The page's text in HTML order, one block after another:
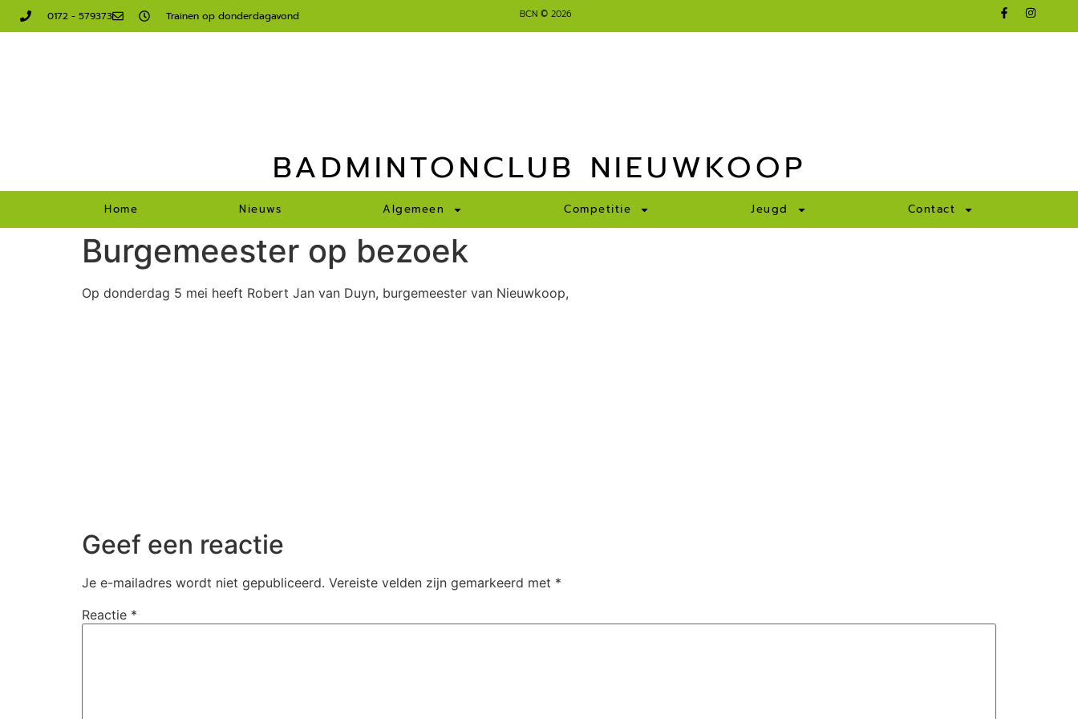
0172 - 579373 Trainen op donderdagavond BCN © 2026
BADMINTONCLUB NIEUWKOOP
Home Nieuws Algemeen Competitie Jeugd Contact
Burgemeester op bezoek
Op donderdag 5 mei heeft Robert Jan van Duyn, burgemeester van Nieuwkoop,
Geef een reactie
Je e-mailadres wordt niet gepubliceerd. Vereiste velden zijn gemarkeerd met *
Reactie *